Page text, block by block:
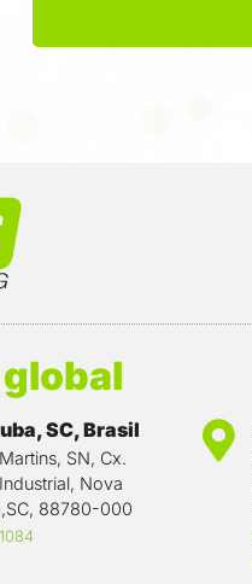
SC, Brasil
SN, Cx.
Nova
88780-000